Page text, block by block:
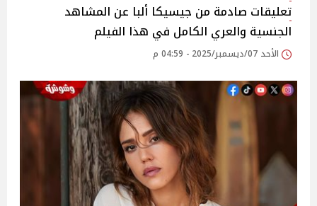
تعليقات صادمة من جيسيكا ألبا عن المشاهد
الجنسية والعري الكامل في هذا الفيلم
الأحد 07/ديسمبر/2025 - 04:59 م